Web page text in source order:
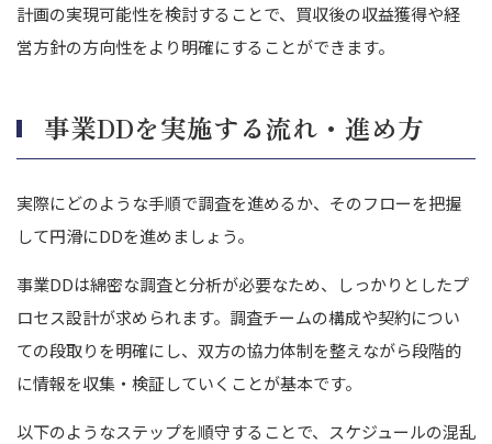
計画の実現可能性を検討することで、買収後の収益獲得や経
営方針の方向性をより明確にすることができます。
事業DDを実施する流れ・進め方
実際にどのような手順で調査を進めるか、そのフローを把握
して円滑にDDを進めましょう。
事業DDは綿密な調査と分析が必要なため、しっかりとしたプ
ロセス設計が求められます。調査チームの構成や契約につい
ての段取りを明確にし、双方の協力体制を整えながら段階的
に情報を収集・検証していくことが基本です。
以下のようなステップを順守することで、スケジュールの混乱